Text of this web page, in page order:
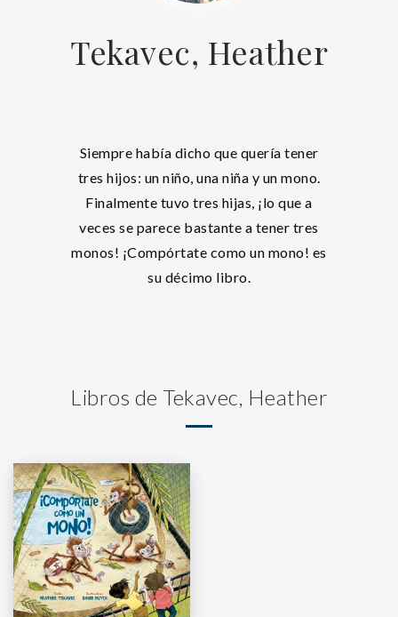
Tekavec, Heather
Siempre había dicho que quería tener
tres hijos: un niño, una niña y un mono.
Finalmente tuvo tres hijas, ¡lo que a
veces se parece bastante a tener tres
monos! ¡Compórtate como un mono! es
su décimo libro.
Libros de Tekavec, Heather